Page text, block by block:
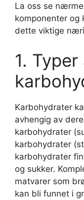
La oss se
komponenter og
dette viktige
1. Typer
Karbohydrater
avhengig av
karbohydrater
karbohydrater
karbohydrater
og sukker.
matvarer som
kan bli funnet i